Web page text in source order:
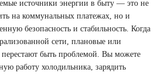
источники энергии в быту — это не
на коммунальных платежах, но и
безопасность и стабильность. Когда
сети, плановые или
быть проблемой. Вы можете
работу холодильника, зарядить